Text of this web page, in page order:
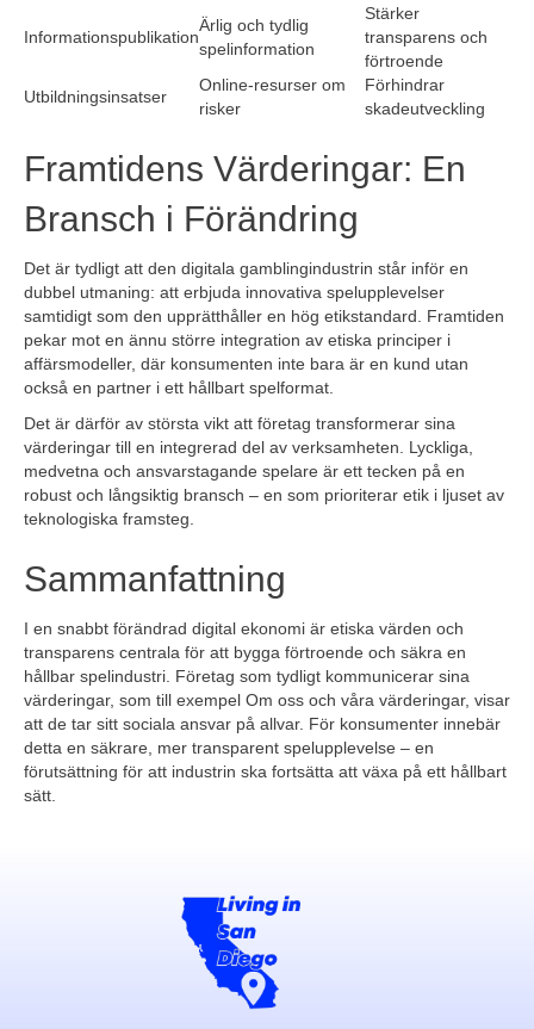
Informationspublikation
Ärlig och tydlig
spelinformation
Stärker
transparens och
förtroende
Utbildningsinsatser
Online-resurser om
risker
Förhindrar
skadeutveckling
Framtidens Värderingar: En
Bransch i Förändring
Det är tydligt att den digitala gamblingindustrin står inför en
dubbel utmaning: att erbjuda innovativa spelupplevelser
samtidigt som den upprätthåller en hög etikstandard. Framtiden
pekar mot en ännu större integration av etiska principer i
affärsmodeller, där konsumenten inte bara är en kund utan
också en partner i ett hållbart spelformat.
Det är därför av största vikt att företag transformerar sina
värderingar till en integrerad del av verksamheten. Lyckliga,
medvetna och ansvarstagande spelare är ett tecken på en
robust och långsiktig bransch – en som prioriterar etik i ljuset av
teknologiska framsteg.
Sammanfattning
I en snabbt förändrad digital ekonomi är etiska värden och
transparens centrala för att bygga förtroende och säkra en
hållbar spelindustri. Företag som tydligt kommunicerar sina
värderingar, som till exempel Om oss och våra värderingar, visar
att de tar sitt sociala ansvar på allvar. För konsumenter innebär
detta en säkrare, mer transparent spelupplevelse – en
förutsättning för att industrin ska fortsätta att växa på ett hållbart
sätt.